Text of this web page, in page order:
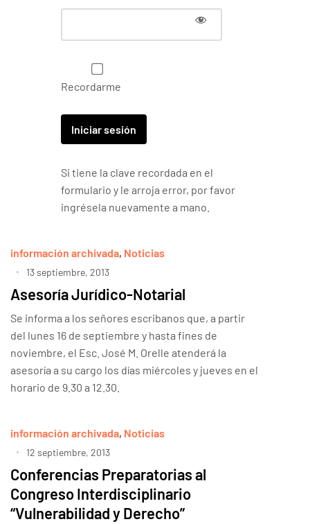
Recordarme
Si tiene la clave recordada en el
formulario y le arroja error, por favor
ingrésela nuevamente a mano.
información archivada, Noticias
13 septiembre, 2013
Asesoría Jurídico-Notarial
Se informa a los señores escribanos que, a partir
del lunes 16 de septiembre y hasta fines de
noviembre, el Esc. José M. Orelle atenderá la
asesoría a su cargo los días miércoles y jueves en el
horario de 9.30 a 12.30.
información archivada, Noticias
12 septiembre, 2013
Conferencias Preparatorias al
Congreso Interdisciplinario
“Vulnerabilidad y Derecho”